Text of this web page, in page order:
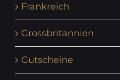
Frankreich
Grossbritannien
Gutscheine